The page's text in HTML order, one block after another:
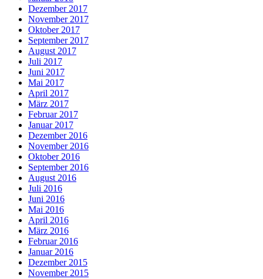
Dezember 2017
November 2017
Oktober 2017
September 2017
August 2017
Juli 2017
Juni 2017
Mai 2017
April 2017
März 2017
Februar 2017
Januar 2017
Dezember 2016
November 2016
Oktober 2016
September 2016
August 2016
Juli 2016
Juni 2016
Mai 2016
April 2016
März 2016
Februar 2016
Januar 2016
Dezember 2015
November 2015